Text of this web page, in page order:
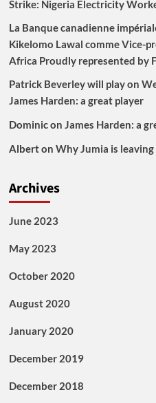
Strike: Nigeria Electricity
La Banque canadienne
Kikelomo Lawal comme Vice-
Africa Proudly represented by
Patrick Beverley will play on
James Harden: a great player
Dominicon James Harden: a
Alberton Why Jumia is leaving
Archives
June 2023
May 2023
October 2020
August 2020
January 2020
December 2019
December 2018